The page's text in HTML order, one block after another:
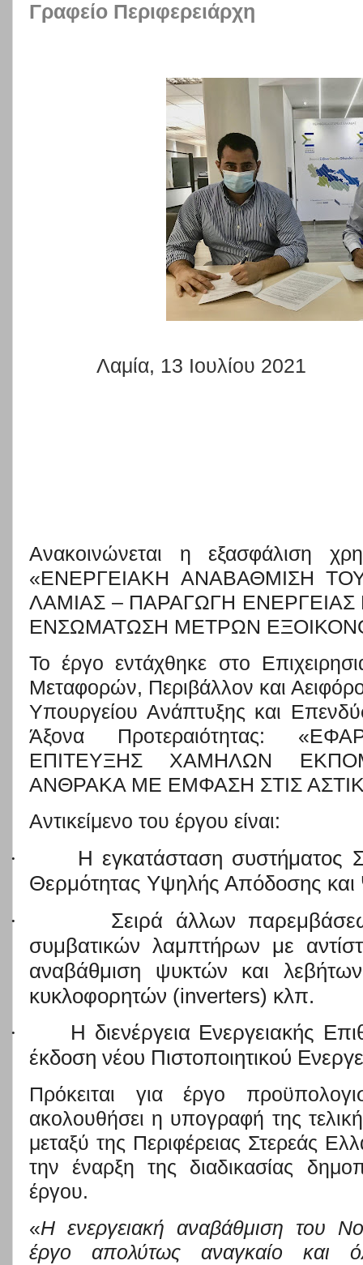
Γραφείο Περιφερειάρχη
Λαμία, 13 Ιουλίου 2021
Ανακοινώνεται η εξασφάλιση
«ΕΝΕΡΓΕΙΑΚΗ ΑΝΑΒΑΘΜΙΣΗ
ΛΑΜΙΑΣ – ΠΑΡΑΓΩΓΗ
ΕΝΣΩΜΑΤΩΣΗ ΜΕΤΡΩΝ
Το έργο εντάχθηκε στο
Μεταφορών, Περιβάλλον και
Υπουργείου Ανάπτυξης και
Άξονα Προτεραιότητας:
ΕΠΙΤΕΥΞΗΣ ΧΑΜΗΛΩΝ
ΑΝΘΡΑΚΑ ΜΕ ΕΜΦΑΣΗ ΣΤΙΣ
Αντικείμενο του έργου είναι:
·
Η εγκατάσταση συστήματος
Θερμότητας Υψηλής Απόδοσης
·
Σειρά άλλων
συμβατικών λαμπτήρων με
αναβάθμιση ψυκτών και
κυκλοφορητών (inverters) κλπ.
·
Η διενέργεια Ενεργειακής
έκδοση νέου Πιστοποιητικού
Πρόκειται για έργο
ακολουθήσει η υπογραφή της
μεταξύ της Περιφέρειας Στερεάς
την έναρξη της διαδικασίας
έργου.
«Η ενεργειακή αναβάθμιση του
έργο απολύτως αναγκαίο και